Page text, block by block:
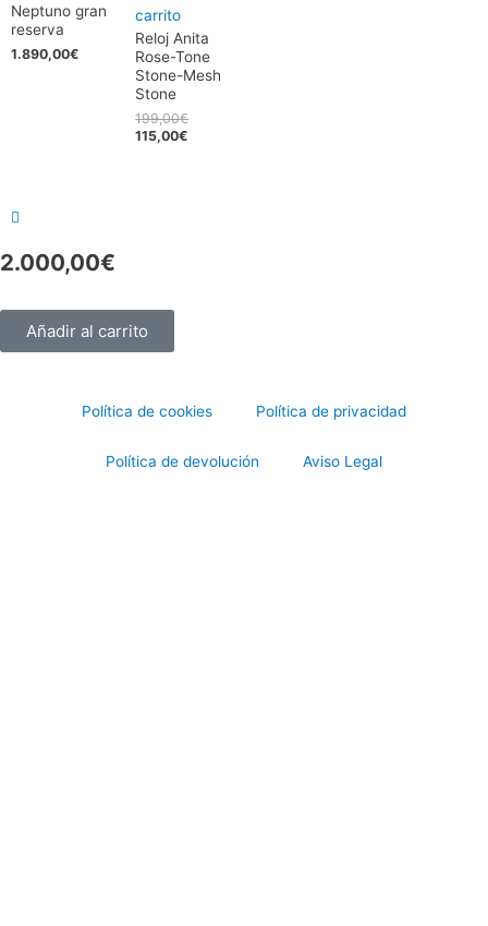
Neptuno gran
reserva
1.890,00€
carrito
Reloj Anita
Rose-Tone
Stone-Mesh
Stone
199,00€
115,00€
2.000,00€
Añadir al carrito
Política de cookies Política de privacidad
Política de devolución Aviso Legal